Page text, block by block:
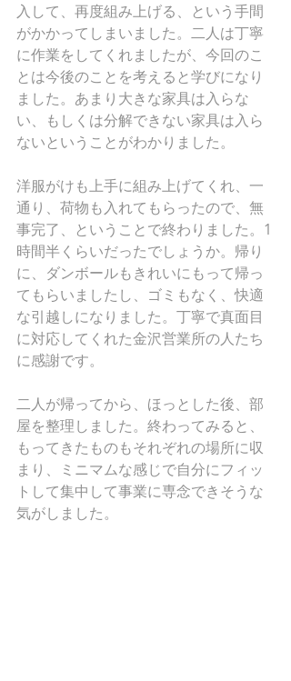
入して、再度組み上げる、という手間
がかかってしまいました。二人は丁寧
に作業をしてくれましたが、今回のこ
とは今後のことを考えると学びになり
ました。あまり大きな家具は入らな
い、もしくは分解できない家具は入ら
ないということがわかりました。
洋服がけも上手に組み上げてくれ、一
通り、荷物も入れてもらったので、無
事完了、ということで終わりました。1
時間半くらいだったでしょうか。帰り
に、ダンボールもきれいにもって帰っ
てもらいましたし、ゴミもなく、快適
な引越しになりました。丁寧で真面目
に対応してくれた金沢営業所の人たち
に感謝です。
二人が帰ってから、ほっとした後、部
屋を整理しました。終わってみると、
もってきたものもそれぞれの場所に収
まり、ミニマムな感じで自分にフィッ
トして集中して事業に専念できそうな
気がしました。